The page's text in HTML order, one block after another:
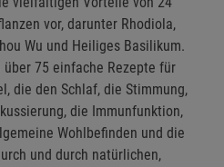
vor, darunter Rhodiola,
Wu und Heiliges Basilikum.
75 einfache Rezepte für
die den Schlaf, die Stimmung,
die Immunfunktion,
Wohlbefinden und die
und durch natürlichen,